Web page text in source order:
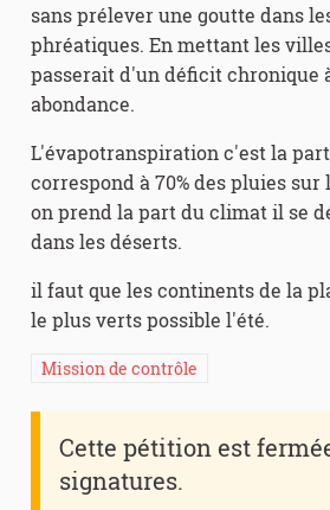
sans prélever une goutte dans
phréatiques. En mettant les
passerait d'un déficit chronique
abondance.
L'évapotranspiration c'est la
correspond à 70% des pluies sur
on prend la part du climat il se
dans les déserts.
il faut que les continents de la
le plus verts possible l'été.
Mission de contrôle
Cette pétition est
signatures.